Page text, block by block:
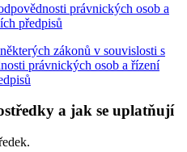
právnických osob a
předpisů
zákonů v souvislosti s
právnických osob a řízení
a jak se uplatňují